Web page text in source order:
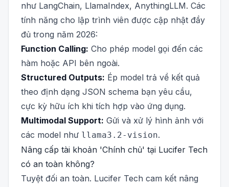
như LangChain, LlamaIndex, AnythingLLM. Các
tính năng cho lập trình viên được cập nhật đầy
đủ trong năm 2026:
Function Calling: Cho phép model gọi đến các
hàm hoặc API bên ngoài.
Structured Outputs: Ép model trả về kết quả
theo định dạng JSON schema bạn yêu cầu,
cực kỳ hữu ích khi tích hợp vào ứng dụng.
Multimodal Support: Gửi và xử lý hình ảnh với
các model như llama3.2-vision.
Nâng cấp tài khoản 'Chính chủ' tại Lucifer Tech
có an toàn không?
Tuyệt đối an toàn. Lucifer Tech cam kết nâng